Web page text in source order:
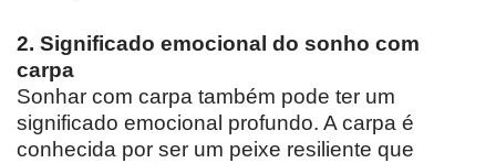
2. Significado emocional do sonho com
carpa
Sonhar com carpa também pode ter um
significado emocional profundo. A carpa é
conhecida por ser um peixe resiliente que